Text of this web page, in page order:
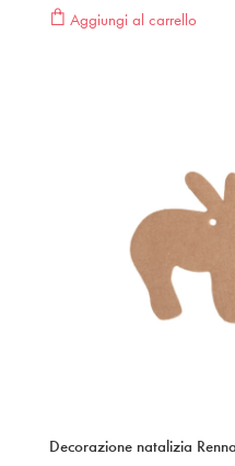
Aggiungi al carrello
Decorazione natalizia